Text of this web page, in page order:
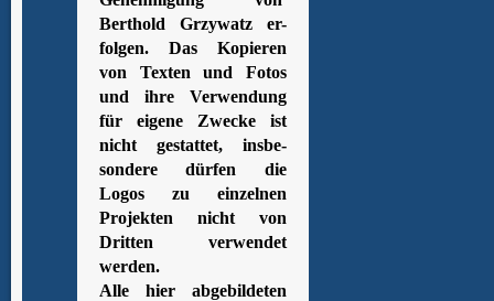
Berthold Grzywatz er-
folgen. Das Kopieren
von Texten und Fotos
und ihre Verwendung
für eigene Zwecke ist
nicht gestattet, insbe-
sondere dürfen die
Logos zu einzelnen
Projekten nicht von
Dritten verwendet
werden.
Alle hier abgebildeten